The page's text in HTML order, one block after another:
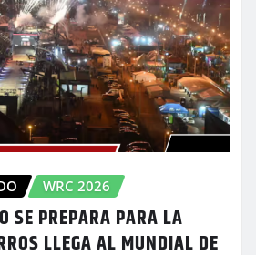
WRC 2026
SE PREPARA PARA LA
LLEGA AL MUNDIAL DE